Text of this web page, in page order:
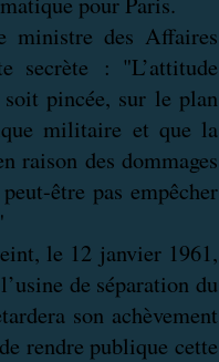
ministre des Affaires
secrète : "L’attitude
pincée, sur le plan
militaire et que la
raison des dommages
être pas empêcher
le 12 janvier 1961,
de séparation du
son achèvement
rendre publique cette